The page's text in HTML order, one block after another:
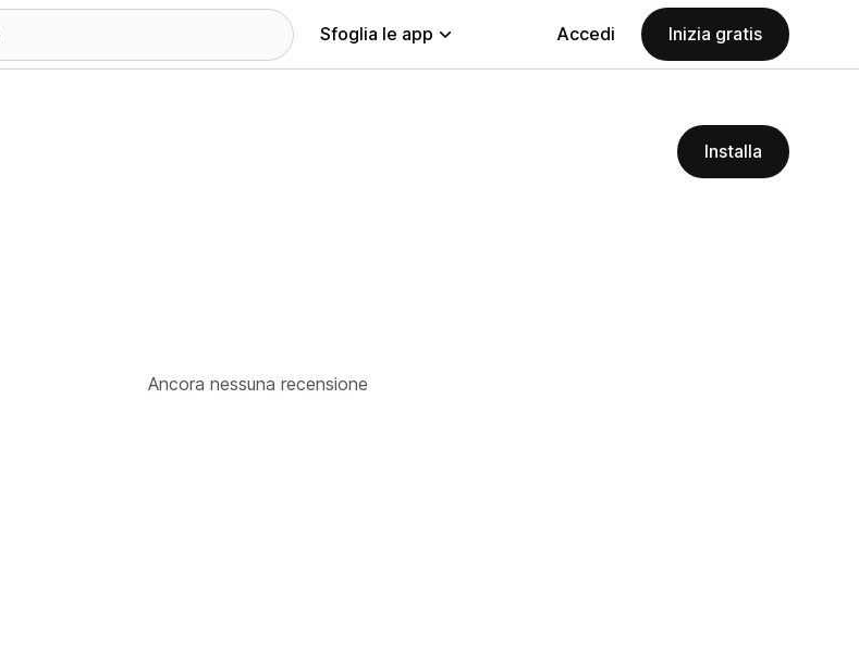
Sfoglia le app Accedi Inizia gratis
Installa
Ancora nessuna recensione